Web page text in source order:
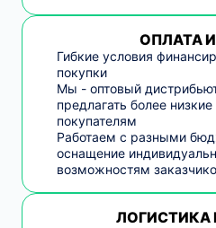
ОПЛАТА
Гибкие условия
покупки
Мы - оптовый
предлагать более
покупателям
Работаем с разными
оснащение
возможностям
ЛОГИСТИКА